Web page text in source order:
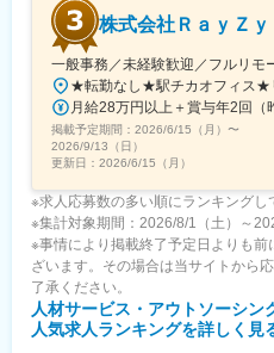
株式会社ＲａｙＺｙ
一般事務／未経験歓迎／フルリモ
掲載予定期間： 2026/6/15（月） 〜
2026/9/13（日）
更新日： 2026/6/15（月）
※求人応募数の多い順にランキングし
※集計対象期間：2026/8/1（土）～
※事情により掲載終了予定日よりも
ざいます。その場合は当サイトから
了承ください。
人材サービス・アウトソーシン
人気求人ランキングを詳しく見